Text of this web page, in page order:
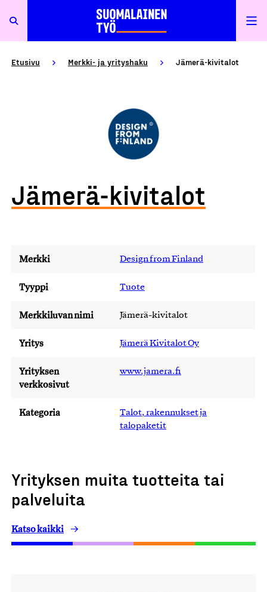
Etusivu Merkki- ja yrityshaku Jämerä-kivitalot
Jämerä-kivitalot
Merkki Design from Finland
Tyyppi Tuote
Merkkiluvan nimi Jämerä-kivitalot
Yritys Jämerä Kivitalot Oy
Yrityksen
verkkosivut
www.jamera.fi
Kategoria
Talot, rakennukset ja
talopaketit
Yrityksen muita tuotteita tai
palveluita
Katso kaikki